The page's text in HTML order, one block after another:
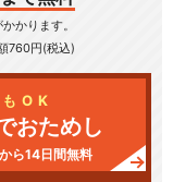
かります。
760円(税込)
OK
おためし
ら14日間無料